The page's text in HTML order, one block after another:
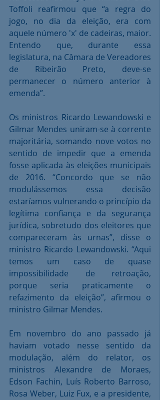
Toffoli reafirmou que “a regra do
jogo, no dia da eleição, era com
aquele número 'x' de cadeiras, maior.
Entendo que, durante essa
legislatura, na Câmara de Vereadores
de Ribeirão Preto, deve-se
permanecer o número anterior à
emenda”.
Os ministros Ricardo Lewandowski e
Gilmar Mendes uniram-se à corrente
majoritária, somando nove votos no
sentido de impedir que a emenda
fosse aplicada às eleições municipais
de 2016. “Concordo que se não
modulássemos essa decisão
estaríamos vulnerando o princípio da
legítima confiança e da segurança
jurídica, sobretudo dos eleitores que
compareceram às urnas”, disse o
ministro Ricardo Lewandowski. “Aqui
temos um caso de quase
impossibilidade de retroação,
porque seria praticamente o
refazimento da eleição”, afirmou o
ministro Gilmar Mendes.
Em novembro do ano passado já
haviam votado nesse sentido da
modulação, além do relator, os
ministros Alexandre de Moraes,
Edson Fachin, Luís Roberto Barroso,
Rosa Weber, Luiz Fux, e a presidente,